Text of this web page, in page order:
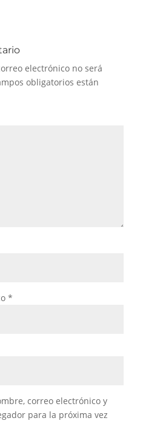
electrónico no será
obligatorios están
*
correo electrónico y
para la próxima vez